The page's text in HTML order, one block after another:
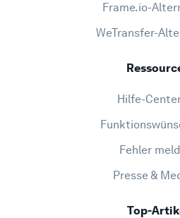
Frame.io-
WeTransfer-
Hilfe-
Fehler
Presse &
Top-